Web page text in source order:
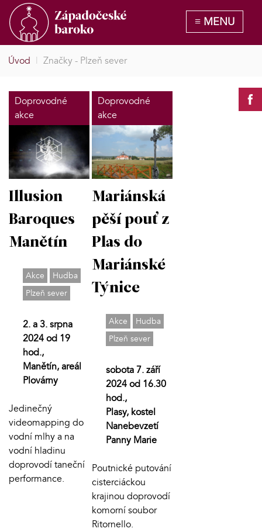
Úvod | Značky - Plzeň sever
Doprovodné
akce
Illusion
Baroques
Manětín
Akce
Hudba
Plzeň sever
2. a 3. srpna
2024 od 19
hod.,
Manětín, areál
Plovárny
Jedinečný
videomapping do
vodní mlhy a na
vodní hladinu
doprovodí taneční
performance.
Doprovodné
akce
Mariánská
pěší pouť z
Plas do
Mariánské
Týnice
Akce
Hudba
Plzeň sever
sobota 7. září
2024 od 16.30
hod.,
Plasy, kostel
Nanebevzetí
Panny Marie
Poutnické putování
cisterciáckou
krajinou doprovodí
komorní soubor
Ritornello.